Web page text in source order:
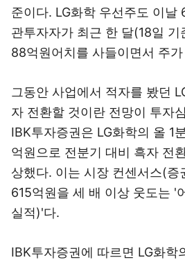
준이다. LG화학 우선주도 이날
관투자자가 최근 한 달(18일
88억원어치를 사들이면서 주
그동안 사업에서 적자를 봤던
자 전환할 것이란 전망이 투자
IBK투자증권은 LG화학의 올 1
억원으로 전분기 대비 흑자 전
상했다. 이는 시장 컨센서스(증
615억원을 세 배 이상 웃도는 '
실적)'다.
IBK투자증권에 따르면 LG화학